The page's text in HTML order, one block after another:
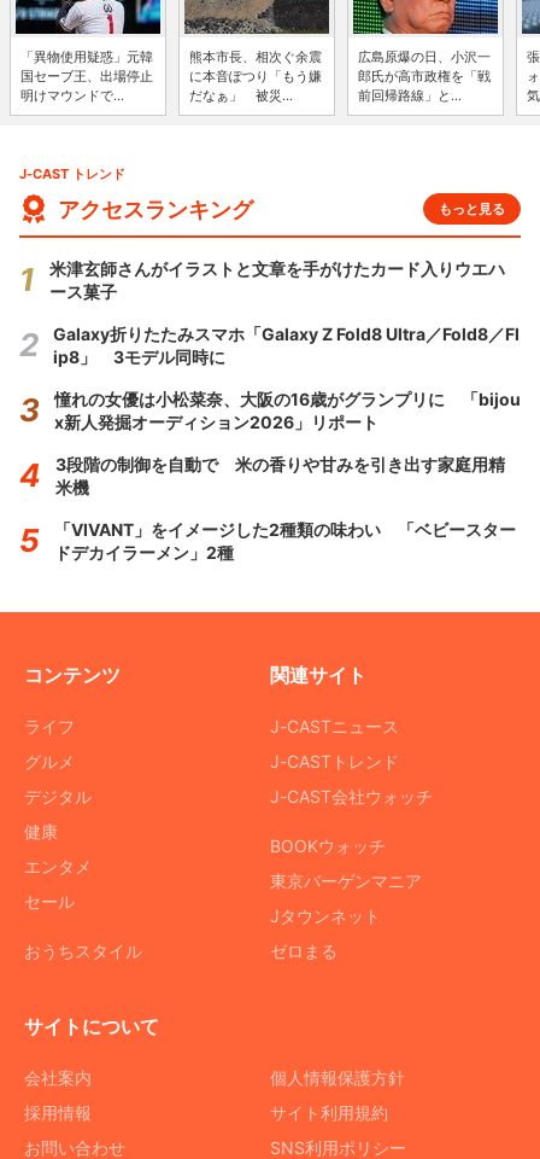
「異物使用疑惑」元韓
国セーブ王、出場停止
明けマウンドで...
熊本市長、相次ぐ余震
に本音ぽつり「もう嫌
だなぁ」 被災...
広島原爆の日、小沢一
郎氏が高市政権を「戦
前回帰路線」と...
J-CAST トレンド
アクセスランキング もっと見る
米津玄師さんがイラストと文章を手がけたカード入りウエハ
ース菓子
Galaxy折りたたみスマホ「Galaxy Z Fold8 Ultra／Fold8／Fl
ip8」 3モデル同時に
憧れの女優は小松菜奈、大阪の16歳がグランプリに 「bijou
x新人発掘オーディション2026」リポート
3段階の制御を自動で 米の香りや甘みを引き出す家庭用精
米機
「VIVANT」をイメージした2種類の味わい 「ベビースター
ドデカイラーメン」2種
コンテンツ
ライフ
グルメ
デジタル
健康
エンタメ
セール
おうちスタイル
関連サイト
J-CASTニュース
J-CASTトレンド
J-CAST会社ウォッチ
BOOKウォッチ
東京バーゲンマニア
Jタウンネット
ゼロまる
サイトについて
会社案内
採用情報
お問い合わせ
個人情報保護方針
サイト利用規約
SNS利用ポリシー